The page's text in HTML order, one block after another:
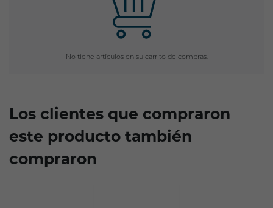
No tiene artículos en su carrito de compras.
Los clientes que compraron
este producto también
compraron